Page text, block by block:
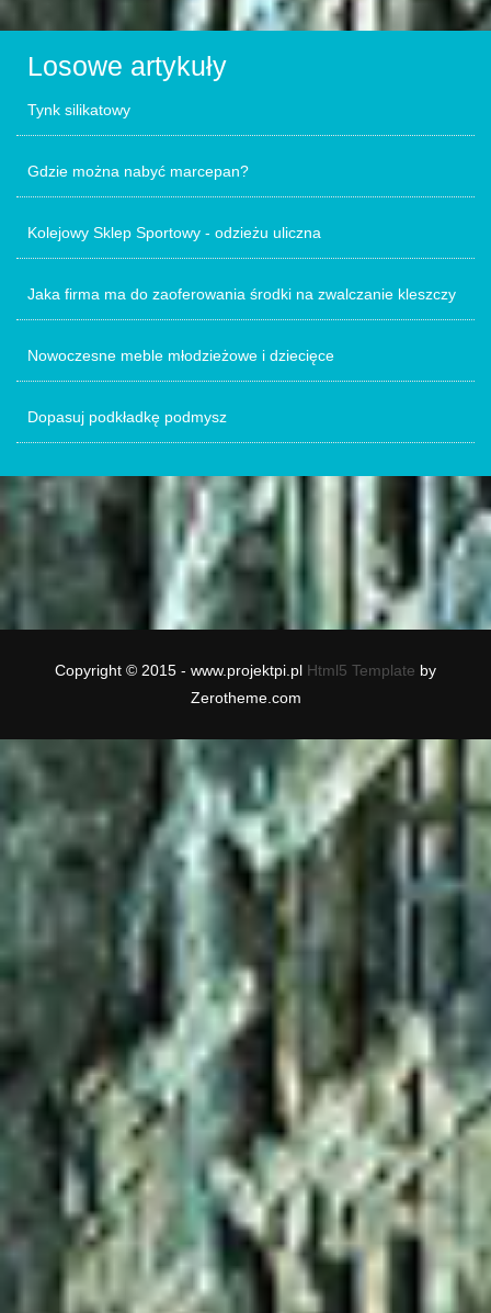
Losowe artykuły
Tynk silikatowy
Gdzie można nabyć marcepan?
Kolejowy Sklep Sportowy - odzieżu uliczna
Jaka firma ma do zaoferowania środki na zwalczanie kleszczy
Nowoczesne meble młodzieżowe i dziecięce
Dopasuj podkładkę podmysz
Copyright © 2015 - www.projektpi.pl Html5 Template by
Zerotheme.com